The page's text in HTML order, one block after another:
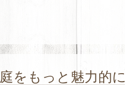
をもっと魅力的に